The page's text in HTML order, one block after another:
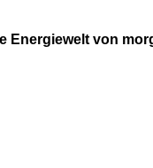
Energiewelt von